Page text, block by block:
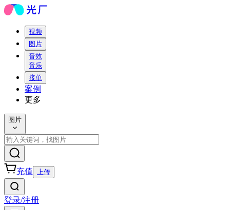
视频
图片
音效
音乐
接单
案例
更多
图片
充值 上传
登录/注册